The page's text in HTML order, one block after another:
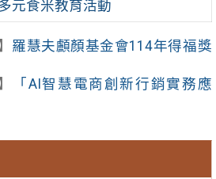
元食米教育活動
羅慧夫顱顏基金會114年得福獎
「AI智慧電商創新行銷實務應